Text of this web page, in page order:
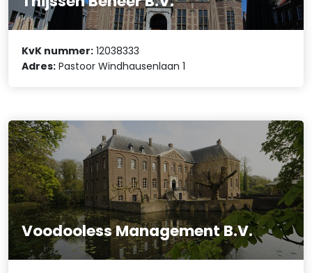
KvK nummer: 12038333
Adres: Pastoor Windhausenlaan 1
Voodooless Management B.V.